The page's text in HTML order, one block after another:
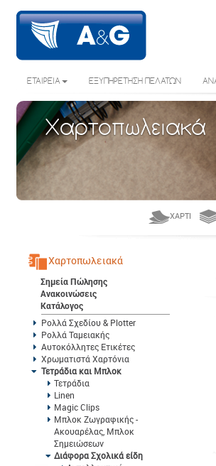
ΕΤΑΙΡΕΙΑ ΕΞΥΠΗΡΕΤΗΣΗ ΠΕΛΑΤΩΝ
Χαρτοπωλειακά
ΧΑΡΤΊ
Χαρτοπωλειακά
Σημεία Πώλησης
Ανακοινώσεις
Κατάλογος
Ρολλά Σχεδίου & Plotter
Ρολλά Ταμειακής
Αυτοκόλλητες Ετικέτες
Χρωματιστά Χαρτόνια
Τετράδια και Μπλοκ
Τετράδια
Linen
Magic Clips
Μπλοκ Ζωγραφικής -
Ακουαρέλας, Μπλοκ
Σημειώσεων
Διάφορα Σχολικά είδη